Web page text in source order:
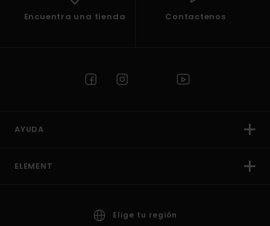
Encuentra una tienda Contactenos
AYUDA
ELEMENT
Elige tu región